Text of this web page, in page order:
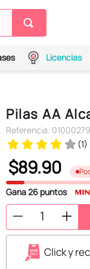
Licencias
Pilas AA
Referencia:
(1)
$89.90
Gana26 puntos
Click y